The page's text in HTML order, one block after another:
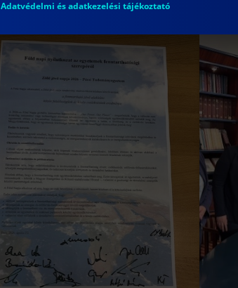
Adatvédelmi és adatkezelési tájékoztató